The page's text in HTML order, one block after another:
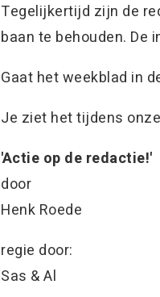
Tegelijkertijd zijn de
baan te behouden. De
Gaat het weekblad in
Je ziet het tijdens
'Actie op de redactie!'
door
Henk Roede
regie door:
Sas & Al